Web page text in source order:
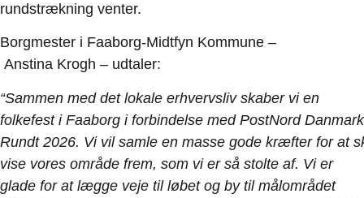
rundstrækning venter.
Borgmester i Faaborg-Midtfyn Kommune –
Anstina Krogh – udtaler:
“Sammen med det lokale erhvervsliv skaber vi en
folkefest i Faaborg i forbindelse med PostNord Danmark
Rundt 2026. Vi vil samle en masse gode kræfter for at
vise vores område frem, som vi er så stolte af. Vi er
glade for at lægge veje til løbet og by til målområdet